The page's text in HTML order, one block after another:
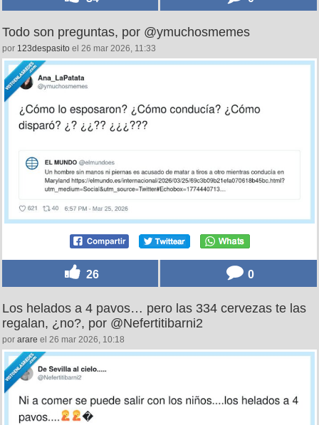
Todo son preguntas, por @ymuchosmemes
por 123despasito el 26 mar 2026, 11:33
26 0
Los helados a 4 pavos… pero las 334 cervezas te las
regalan, ¿no?, por @Nefertitibarni2
por arare el 26 mar 2026, 10:18